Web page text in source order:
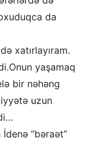
da
xatırlayıram.
yaşamaq
bir nəhəng
uzun
“bəraət”